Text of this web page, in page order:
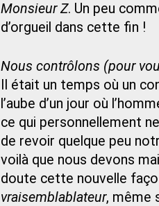
Monsieur Z. Un peu
d’orgueil dans cette fin !
Nous contrôlons (pour
Il était un temps où un
l’aube d’un jour où
ce qui personnellement
de revoir quelque peu
voilà que nous devons
doute cette nouvelle
vraisemblablateur, même